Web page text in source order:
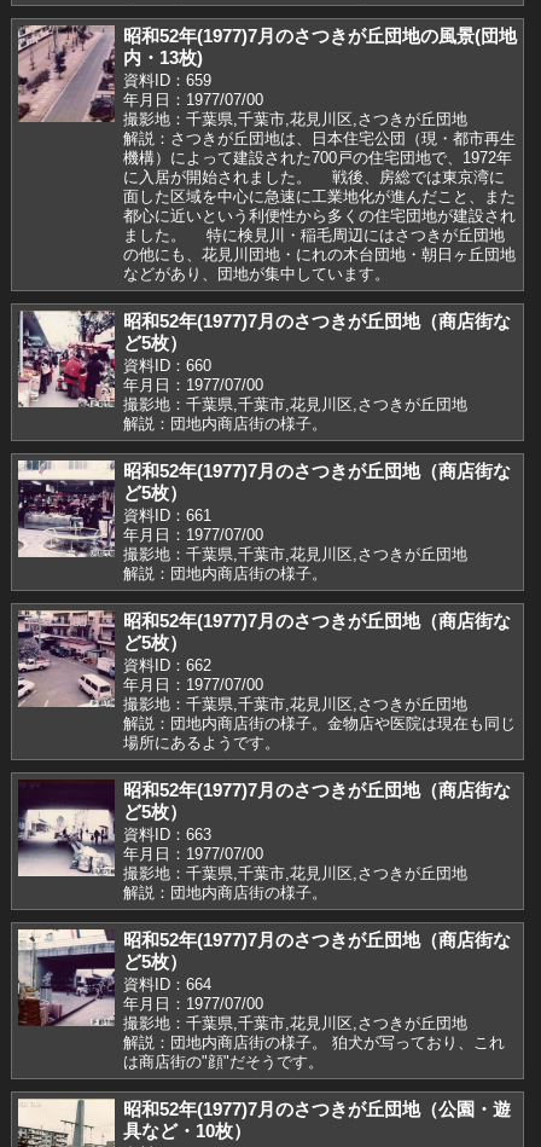
昭和52年(1977)7月のさつきが丘団地の風景(団地
内・13枚)
資料ID：659
年月日：1977/07/00
撮影地：千葉県,千葉市,花見川区,さつきが丘団地
解説：さつきが丘団地は、日本住宅公団（現・都市再生
機構）によって建設された700戸の住宅団地で、1972年
に入居が開始されました。 戦後、房総では東京湾に
面した区域を中心に急速に工業地化が進んだこと、また
都心に近いという利便性から多くの住宅団地が建設され
ました。 特に検見川・稲毛周辺にはさつきが丘団地
の他にも、花見川団地・にれの木台団地・朝日ヶ丘団地
などがあり、団地が集中しています。
昭和52年(1977)7月のさつきが丘団地（商店街な
ど5枚）
資料ID：660
年月日：1977/07/00
撮影地：千葉県,千葉市,花見川区,さつきが丘団地
解説：団地内商店街の様子。
昭和52年(1977)7月のさつきが丘団地（商店街な
ど5枚）
資料ID：661
年月日：1977/07/00
撮影地：千葉県,千葉市,花見川区,さつきが丘団地
解説：団地内商店街の様子。
昭和52年(1977)7月のさつきが丘団地（商店街な
ど5枚）
資料ID：662
年月日：1977/07/00
撮影地：千葉県,千葉市,花見川区,さつきが丘団地
解説：団地内商店街の様子。金物店や医院は現在も同じ
場所にあるようです。
昭和52年(1977)7月のさつきが丘団地（商店街な
ど5枚）
資料ID：663
年月日：1977/07/00
撮影地：千葉県,千葉市,花見川区,さつきが丘団地
解説：団地内商店街の様子。
昭和52年(1977)7月のさつきが丘団地（商店街な
ど5枚）
資料ID：664
年月日：1977/07/00
撮影地：千葉県,千葉市,花見川区,さつきが丘団地
解説：団地内商店街の様子。 狛犬が写っており、これ
は商店街の"顔"だそうです。
昭和52年(1977)7月のさつきが丘団地（公園・遊
具など・10枚）